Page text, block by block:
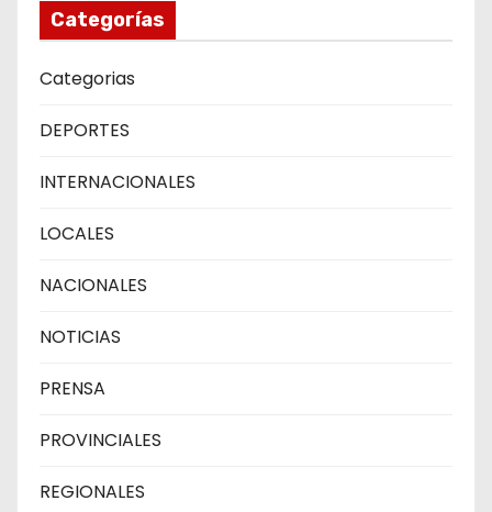
Categorías
Categorias
DEPORTES
INTERNACIONALES
LOCALES
NACIONALES
NOTICIAS
PRENSA
PROVINCIALES
REGIONALES